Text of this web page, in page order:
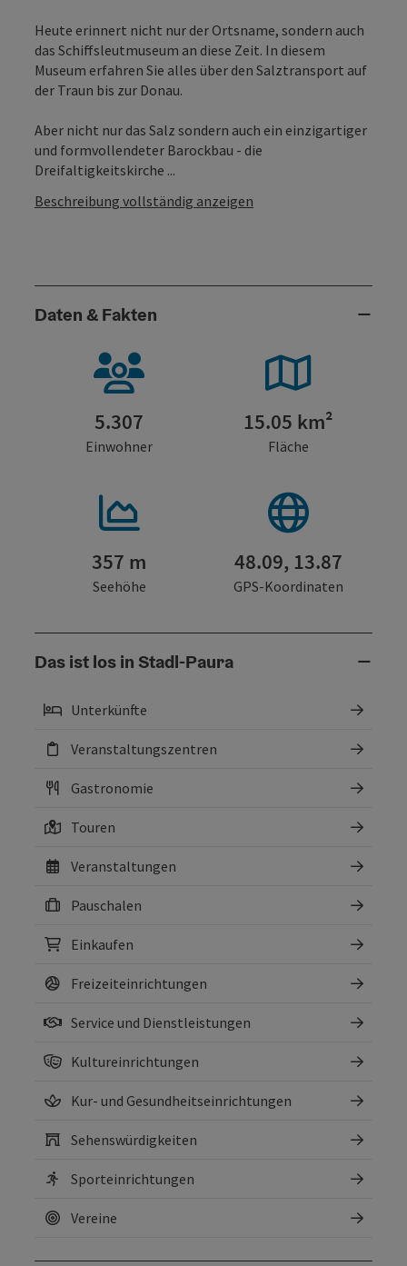
Heute erinnert nicht nur der Ortsname, sondern auch
das Schiffsleutmuseum an diese Zeit. In diesem
Museum erfahren Sie alles über den Salztransport auf
der Traun bis zur Donau.
Aber nicht nur das Salz sondern auch ein einzigartiger
und formvollendeter Barockbau - die
Dreifaltigkeitskirche ...
Beschreibung vollständig anzeigen
Daten & Fakten
5.307
Einwohner
15.05 km²
Fläche
357 m
Seehöhe
48.09, 13.87
GPS-Koordinaten
Das ist los in Stadl-Paura
Unterkünfte
Veranstaltungszentren
Gastronomie
Touren
Veranstaltungen
Pauschalen
Einkaufen
Freizeiteinrichtungen
Service und Dienstleistungen
Kultureinrichtungen
Kur- und Gesundheitseinrichtungen
Sehenswürdigkeiten
Sporteinrichtungen
Vereine